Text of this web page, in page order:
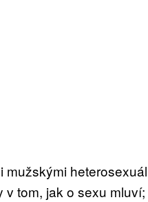
mužskými
tom, jak o sexu